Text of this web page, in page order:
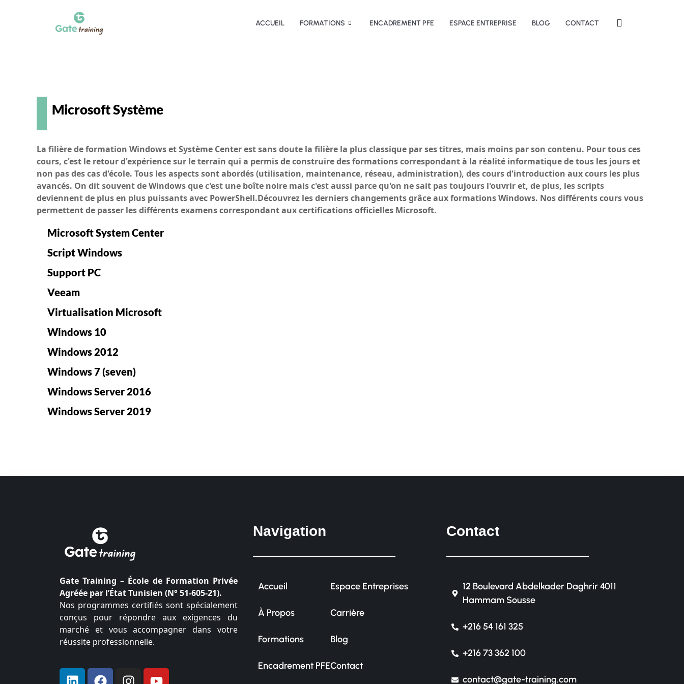
ACCUEIL FORMATIONS ENCADREMENT PFE ESPACE ENTREPRISE BLOG CONTACT
Microsoft Système
La filière de formation Windows et Système Center est sans doute la filière la plus classique par ses titres, mais moins par son contenu. Pour tous ces
cours, c'est le retour d'expérience sur le terrain qui a permis de construire des formations correspondant à la réalité informatique de tous les jours et
non pas des cas d'école. Tous les aspects sont abordés (utilisation, maintenance, réseau, administration), des cours d'introduction aux cours les plus
avancés. On dit souvent de Windows que c'est une boîte noire mais c'est aussi parce qu'on ne sait pas toujours l'ouvrir et, de plus, les scripts
deviennent de plus en plus puissants avec PowerShell.Découvrez les derniers changements grâce aux formations Windows. Nos différents cours vous
permettent de passer les différents examens correspondant aux certifications officielles Microsoft.
Microsoft System Center
Script Windows
Support PC
Veeam
Virtualisation Microsoft
Windows 10
Windows 2012
Windows 7 (seven)
Windows Server 2016
Windows Server 2019
Gate Training – École de Formation Privée
Agréée par l’État Tunisien (N° 51-605-21).
Nos programmes certifiés sont spécialement
conçus pour répondre aux exigences du
marché et vous accompagner dans votre
réussite professionnelle.
Navigation
Accueil
À Propos
Formations
Encadrement PFE
Espace Entreprises
Carrière
Blog
Contact
Contact
12 Boulevard Abdelkader Daghrir 4011
Hammam Sousse
+216 54 161 325
+216 73 362 100
contact@gate-training.com